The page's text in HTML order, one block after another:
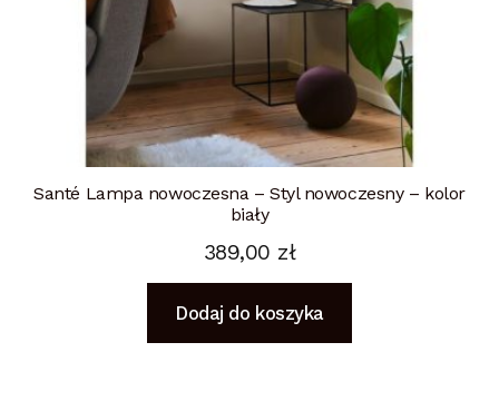
Santé Lampa nowoczesna – Styl nowoczesny – kolor
biały
389,00 zł
Dodaj do koszyka